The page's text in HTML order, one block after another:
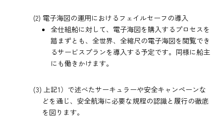
(2) 電子海図の運用におけるフェイルセーフの導入
全仕組船に対して、電子海図を購入するプロセスを
踏まずとも、全世界、全縮尺の電子海図を閲覧でき
るサービスプランを導入する予定です。同様に船主
にも働きかけます。
(3) 上記1）で述べたサーキュラーや安全キャンペーンな
どを通じ、安全航海に必要な規程の認識と履行の徹底
を図ります。